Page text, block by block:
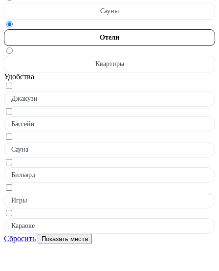
Сауны
Отели
Квартиры
Удобства
Джакузи
Бассейн
Сауна
Бильярд
Игры
Караоке
Сбросить Показать места